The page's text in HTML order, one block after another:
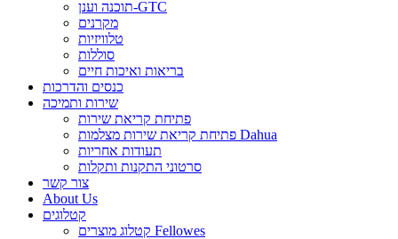
תוכנה וענן-GTC
מקרנים
טלוויזיות
סוללות
בריאות ואיכות חיים
כנסים והדרכות
שירות ותמיכה
פתיחת קריאת שירות
פתיחת קריאת שירות מצלמות Dahua
תעודות אחריות
סרטוני התקנות ותקלות
צור קשר
About Us
קטלוגים
קטלוג מוצרים Fellowes